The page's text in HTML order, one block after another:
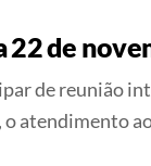
22 de
de reunião
atendimento